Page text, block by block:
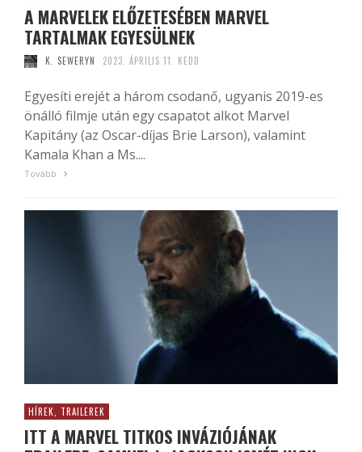
A MARVELEK ELŐZETESÉBEN MARVEL
TARTALMAK EGYESÜLNEK
K. SEWERYN 2023. ÁPRILIS 11. KEDD
Egyesíti erejét a három csodanő, ugyanis 2019-es
önálló filmje után egy csapatot alkot Marvel
Kapitány (az Oscar-díjas Brie Larson), valamint
Kamala Khan a Ms....
Tovább
HÍREK, TRAILEREK
ITT A MARVEL TITKOS INVÁZIÓJÁNAK